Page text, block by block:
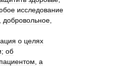
исследование
добровольное
о целях
; об
пациентом а